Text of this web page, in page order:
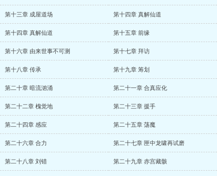
第十三章 成屋道场 第十四章 真解仙道
第十四章 真解仙道 第十五章 前缘
第十六章 由来世事不可测 第十七章 拜访
第十八章 传承 第十九章 筹划
第二十章 暗流汹涌 第二十一章 合真应化
第二十二章 槐觉地 第二十三章 援手
第二十四章 感应 第二十五章 荡魔
第二十六章 合力 第二十七章 匣中龙啸再试磨
第二十八章 刘错 第二十九章 赤宫藏骸